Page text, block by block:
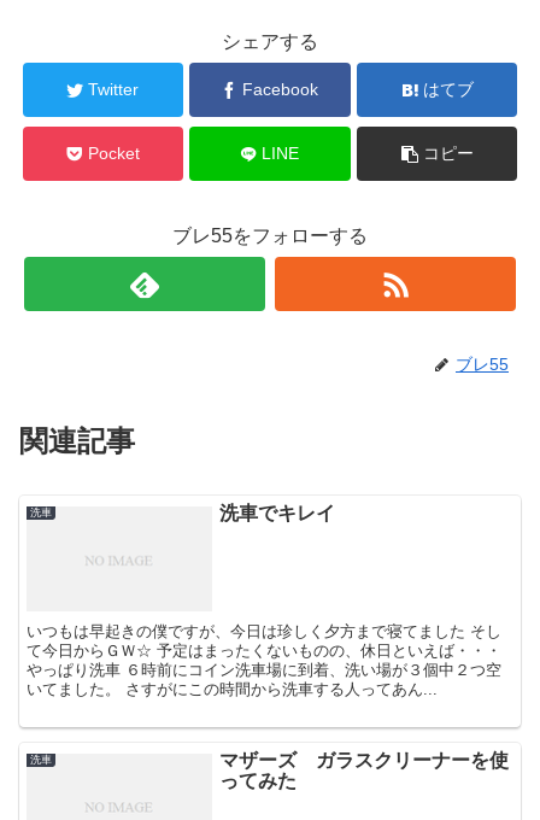
シェアする
Twitter Facebook はてブ
Pocket LINE コピー
ブレ55をフォローする
ブレ55
関連記事
洗車 洗車でキレイ
いつもは早起きの僕ですが、今日は珍しく夕方まで寝てました そし
て今日からＧＷ☆ 予定はまったくないものの、休日といえば・・・
やっぱり洗車 ６時前にコイン洗車場に到着、洗い場が３個中２つ空
いてました。 さすがにこの時間から洗車する人ってあん...
洗車
マザーズ ガラスクリーナーを使
ってみた